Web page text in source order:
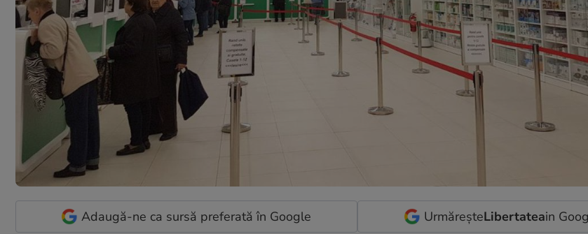
Adaugă-ne ca sursă preferată în Google UrmăreșteLibertateain